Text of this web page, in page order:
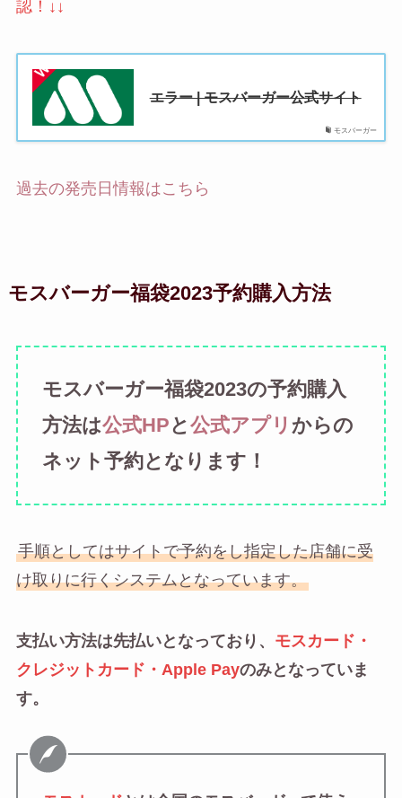
認！↓↓
モスバーガー
エラー | モスバーガー公式サイト
過去の発売日情報はこちら
モスバーガー福袋2023予約購入方法
モスバーガー福袋2023の予約購入
方法は公式HP と公式アプリ からの
ネット予約となります！
手順としてはサイトで予約をし指定した店舗に受
け取りに行くシステムとなっています。
支払い方法は先払いとなっており、 モスカード・
クレジットカード・Apple Payのみとなっていま
す。